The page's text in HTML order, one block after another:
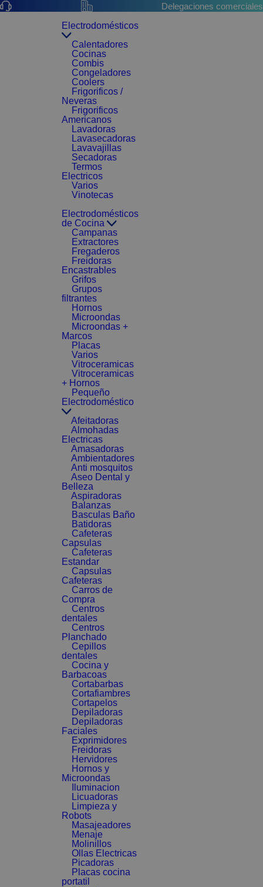
Delegaciones comerciales
Electrodomésticos
Calentadores
Cocinas
Combis
Congeladores
Coolers
Frigorificos /
Neveras
Frigorificos
Americanos
Lavadoras
Lavasecadoras
Lavavajillas
Secadoras
Termos
Electricos
Varios
Vinotecas
Electrodomésticos
de Cocina
Campanas
Extractores
Fregaderos
Freidoras
Encastrables
Grifos
Grupos
filtrantes
Hornos
Microondas
Microondas +
Marcos
Placas
Varios
Vitroceramicas
Vitroceramicas
+ Hornos
Pequeño
Electrodoméstico
Afeitadoras
Almohadas
Electricas
Amasadoras
Ambientadores
Anti mosquitos
Aseo Dental y
Belleza
Aspiradoras
Balanzas
Basculas Baño
Batidoras
Cafeteras
Capsulas
Cafeteras
Estandar
Capsulas
Cafeteras
Carros de
Compra
Centros
dentales
Centros
Planchado
Cepillos
dentales
Cocina y
Barbacoas
Cortabarbas
Cortafiambres
Cortapelos
Depiladoras
Depiladoras
Faciales
Exprimidores
Freidoras
Hervidores
Hornos y
Microondas
Iluminacion
Licuadoras
Limpieza y
Robots
Masajeadores
Menaje
Molinillos
Ollas Electricas
Picadoras
Placas cocina
portatil